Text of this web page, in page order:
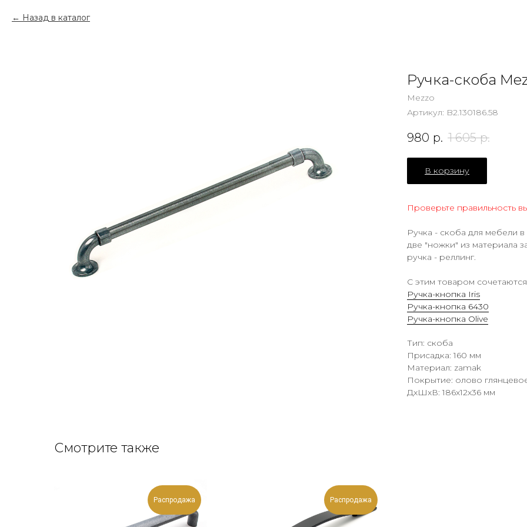
Назад в каталог
Ручка-скоба
Mezzo
Артикул: B2.130186.58
980 р. 1 605 р.
В корзину
Проверьте правильность
Ручка - скоба для мебели
две "ножки" из материала
ручка - реллинг.
С этим товаром
Ручка-кнопка Iris
Ручка-кнопка 6430
Ручка-кнопка Olive
Тип: скоба
Присадка: 160 мм
Материал: zamak
Покрытие: олово
ДxШxВ: 186x12x36 мм
Смотрите также
Распродажа Распродажа